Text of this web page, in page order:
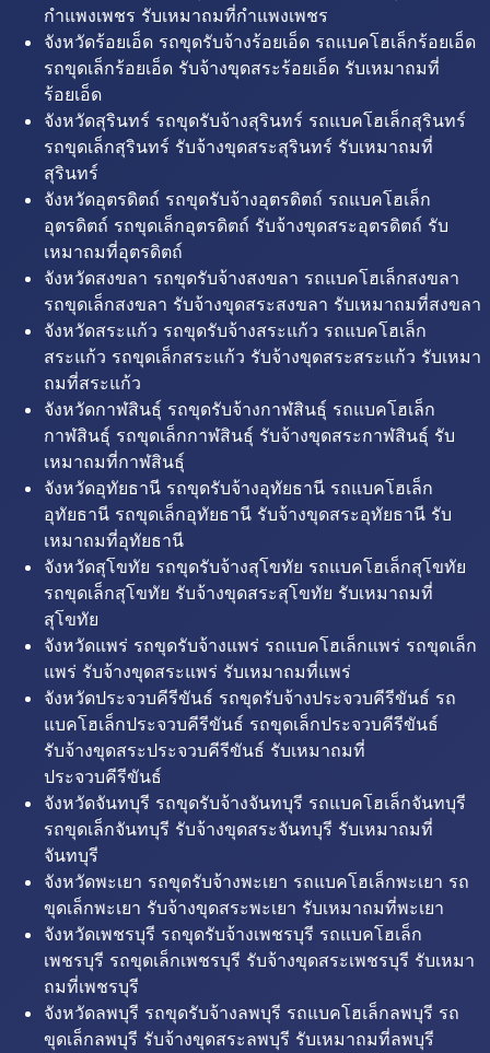
กำแพงเพชร รับเหมาถมที่กำแพงเพชร
จังหวัดร้อยเอ็ด รถขุดรับจ้างร้อยเอ็ด รถแบคโฮเล็กร้อยเอ็ด
รถขุดเล็กร้อยเอ็ด รับจ้างขุดสระร้อยเอ็ด รับเหมาถมที่
ร้อยเอ็ด
จังหวัดสุรินทร์ รถขุดรับจ้างสุรินทร์ รถแบคโฮเล็กสุรินทร์
รถขุดเล็กสุรินทร์ รับจ้างขุดสระสุรินทร์ รับเหมาถมที่
สุรินทร์
จังหวัดอุตรดิตถ์ รถขุดรับจ้างอุตรดิตถ์ รถแบคโฮเล็ก
อุตรดิตถ์ รถขุดเล็กอุตรดิตถ์ รับจ้างขุดสระอุตรดิตถ์ รับ
เหมาถมที่อุตรดิตถ์
จังหวัดสงขลา รถขุดรับจ้างสงขลา รถแบคโฮเล็กสงขลา
รถขุดเล็กสงขลา รับจ้างขุดสระสงขลา รับเหมาถมที่สงขลา
จังหวัดสระแก้ว รถขุดรับจ้างสระแก้ว รถแบคโฮเล็ก
สระแก้ว รถขุดเล็กสระแก้ว รับจ้างขุดสระสระแก้ว รับเหมา
ถมที่สระแก้ว
จังหวัดกาฬสินธุ์ รถขุดรับจ้างกาฬสินธุ์ รถแบคโฮเล็ก
กาฬสินธุ์ รถขุดเล็กกาฬสินธุ์ รับจ้างขุดสระกาฬสินธุ์ รับ
เหมาถมที่กาฬสินธุ์
จังหวัดอุทัยธานี รถขุดรับจ้างอุทัยธานี รถแบคโฮเล็ก
อุทัยธานี รถขุดเล็กอุทัยธานี รับจ้างขุดสระอุทัยธานี รับ
เหมาถมที่อุทัยธานี
จังหวัดสุโขทัย รถขุดรับจ้างสุโขทัย รถแบคโฮเล็กสุโขทัย
รถขุดเล็กสุโขทัย รับจ้างขุดสระสุโขทัย รับเหมาถมที่
สุโขทัย
จังหวัดแพร่ รถขุดรับจ้างแพร่ รถแบคโฮเล็กแพร่ รถขุดเล็ก
แพร่ รับจ้างขุดสระแพร่ รับเหมาถมที่แพร่
จังหวัดประจวบคีรีขันธ์ รถขุดรับจ้างประจวบคีรีขันธ์ รถ
แบคโฮเล็กประจวบคีรีขันธ์ รถขุดเล็กประจวบคีรีขันธ์
รับจ้างขุดสระประจวบคีรีขันธ์ รับเหมาถมที่
ประจวบคีรีขันธ์
จังหวัดจันทบุรี รถขุดรับจ้างจันทบุรี รถแบคโฮเล็กจันทบุรี
รถขุดเล็กจันทบุรี รับจ้างขุดสระจันทบุรี รับเหมาถมที่
จันทบุรี
จังหวัดพะเยา รถขุดรับจ้างพะเยา รถแบคโฮเล็กพะเยา รถ
ขุดเล็กพะเยา รับจ้างขุดสระพะเยา รับเหมาถมที่พะเยา
จังหวัดเพชรบุรี รถขุดรับจ้างเพชรบุรี รถแบคโฮเล็ก
เพชรบุรี รถขุดเล็กเพชรบุรี รับจ้างขุดสระเพชรบุรี รับเหมา
ถมที่เพชรบุรี
จังหวัดลพบุรี รถขุดรับจ้างลพบุรี รถแบคโฮเล็กลพบุรี รถ
ขุดเล็กลพบุรี รับจ้างขุดสระลพบุรี รับเหมาถมที่ลพบุรี